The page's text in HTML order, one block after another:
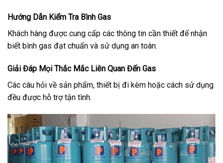
Hướng Dẫn Kiểm Tra Bình Gas
Khách hàng được cung cấp các thông tin cần thiết để nhận
biết bình gas đạt chuẩn và sử dụng an toàn.
Giải Đáp Mọi Thắc Mắc Liên Quan Đến Gas
Các câu hỏi về sản phẩm, thiết bị đi kèm hoặc cách sử dụng
đều được hỗ trợ tận tình.